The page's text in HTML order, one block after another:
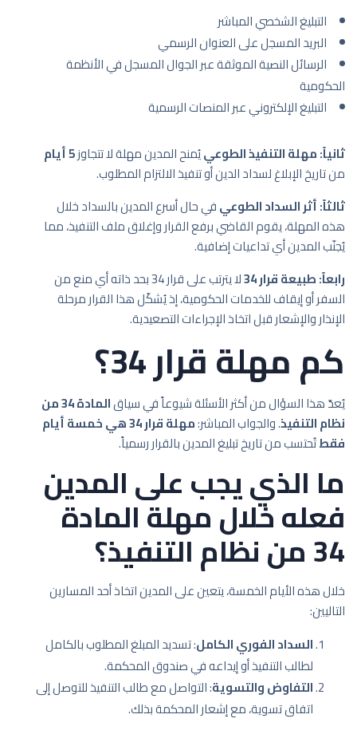
التبليغ الشخصي المباشر
البريد المسجل على العنوان الرسمي
الرسائل النصية الموثقة عبر الجوال المسجل في الأنظمة
الحكومية
التبليغ الإلكتروني عبر المنصات الرسمية
ثانياً: مهلة التنفيذ الطوعييُمنح المدين مهلة لا تتجاوز5 أيام
من تاريخ الإبلاغ لسداد الدين أو تنفيذ الالتزام المطلوب.
ثالثاً: أثر السداد الطوعيفي حال أسرع المدين بالسداد خلال
هذه المهلة، يقوم القاضي برفع القرار وإغلاق ملف التنفيذ، مما
يُجنّب المدين أي تداعيات إضافية.
رابعاً: طبيعة قرار 34
لا يترتب على قرار 34 بحد ذاته أي منع من
السفر أو إيقاف للخدمات الحكومية، إذ يُشكّل هذا القرار مرحلة
الإنذار والإشعار قبل اتخاذ الإجراءات التصعيدية.
كم مهلة قرار 34؟
يُعدّ هذا السؤال من أكثر الأسئلة شيوعاً في سياق
المادة 34 من
نظام التنفيذ. والجواب المباشر:
مهلة قرار 34 هي خمسة أيام
فقطتُحتسب من تاريخ تبليغ المدين بالقرار رسمياً.
ما الذي يجب على المدين
فعله خلال مهلة المادة
34 من نظام التنفيذ؟
خلال هذه الأيام الخمسة، يتعين على المدين اتخاذ أحد المسارين
التاليين:
السداد الفوري الكامل: تسديد المبلغ المطلوب بالكامل
لطالب التنفيذ أو إيداعه في صندوق المحكمة.
التفاوض والتسوية: التواصل مع طالب التنفيذ للتوصل إلى
اتفاق تسوية، مع إشعار المحكمة بذلك.